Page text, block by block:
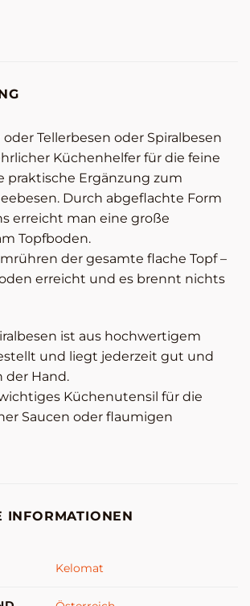
Tellerbesen oder Spiralbesen
Küchenhelfer für die feine
praktische Ergänzung zum
Durch abgeflachte Form
erreicht man eine große
Topfboden.
der gesamte flache Topf –
erreicht und es brennt nichts
ist aus hochwertigem
und liegt jederzeit gut und
der Hand.
Küchenutensil für die
Saucen oder flaumigen
INFORMATIONEN
Kelomat